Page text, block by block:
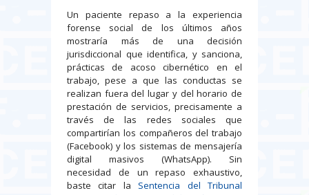
Un paciente repaso a la experiencia
forense social de los últimos años
mostraría más de una decisión
jurisdiccional que identifica, y sanciona,
prácticas de acoso cibernético en el
trabajo, pese a que las conductas se
realizan fuera del lugar y del horario de
prestación de servicios, precisamente a
través de las redes sociales que
compartirían los compañeros del trabajo
(Facebook) y los sistemas de mensajería
digital masivos (WhatsApp). Sin
necesidad de un repaso exhaustivo,
baste citar la Sentencia del Tribunal